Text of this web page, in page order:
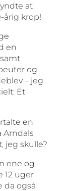
at
årig krop!
en
og
– jeg
Et
en
Arndals
jeg skulle?
ene og
12 uger
da også